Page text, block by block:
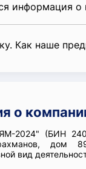
информация
Как наше
о
2024" (БИН
дом
вид